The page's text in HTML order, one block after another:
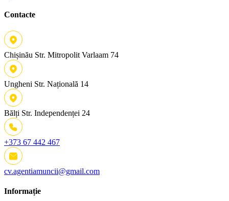
Contacte
Chișinău Str. Mitropolit Varlaam 74
Ungheni Str. Națională 14
Bălți Str. Independenței 24
+373 67 442 467
cv.agentiamuncii@gmail.com
Informație